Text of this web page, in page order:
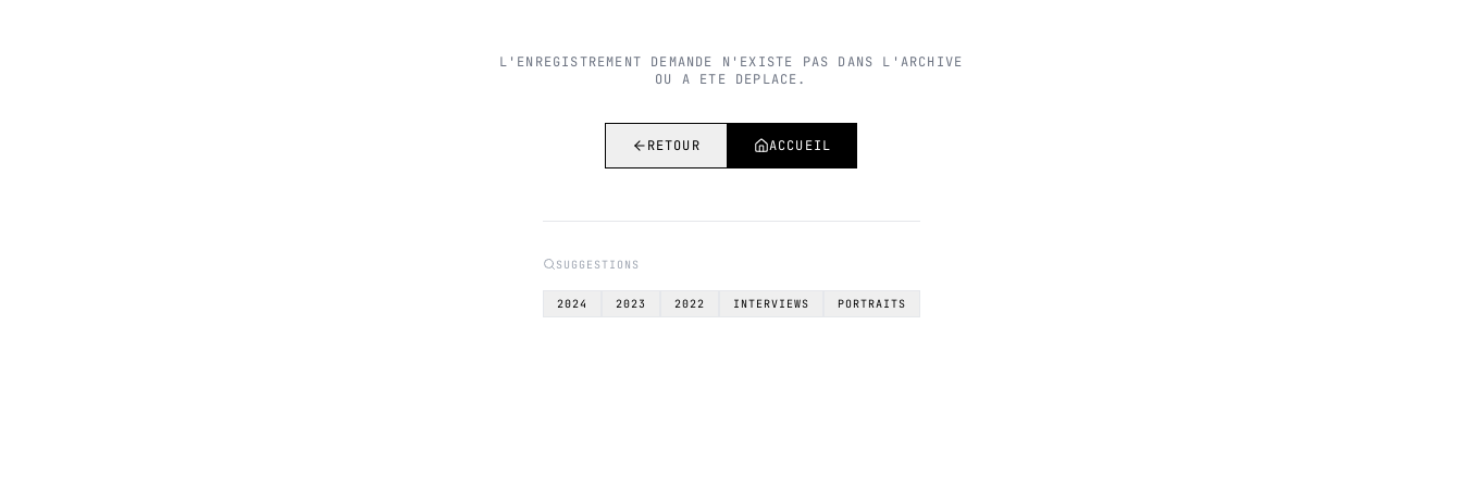
L'ENREGISTREMENT DEMANDE N'EXISTE PAS DANS L'ARCHIVE
OU A ETE DEPLACE.
RETOUR ACCUEIL
SUGGESTIONS
2024 2023 2022 INTERVIEWS PORTRAITS